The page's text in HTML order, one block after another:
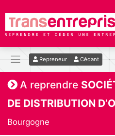
Repreneur Cédant
A reprendre
DE DISTRIBUTION
Bourgogne